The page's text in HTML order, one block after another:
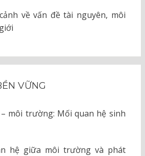
về vấn đề tài nguyên, môi
VỮNG
môi trường: Mối quan hệ sinh
hệ giữa môi trường và phát